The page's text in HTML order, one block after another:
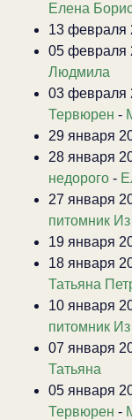
Елена
13 февраля
05 февраля
Людмила
03 февраля
Тервюрен -
29 января
28 января
недорого -
27 января
питомник
19 января
18 января
Татьяна
10 января
питомник
07 января
Татьяна
05 января
Тервюрен -